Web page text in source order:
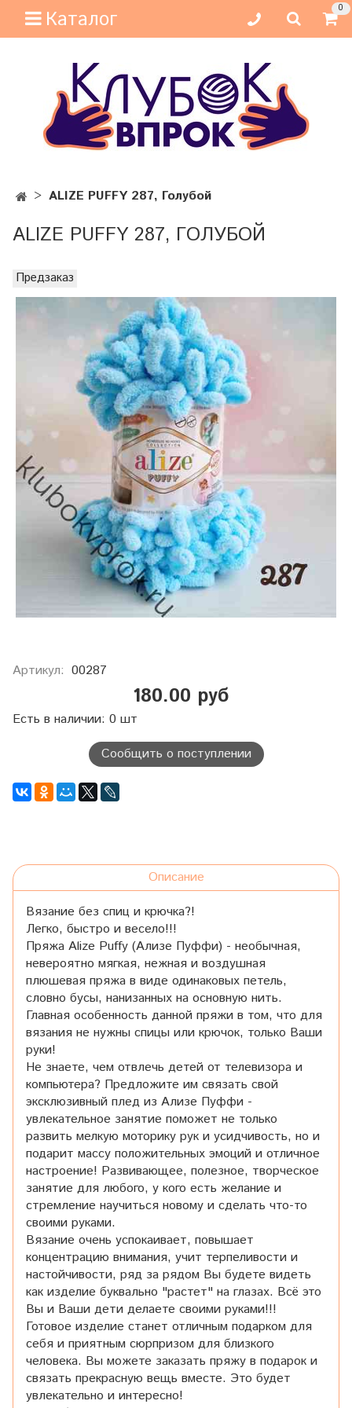
Каталог 0
ALIZE PUFFY 287, Голубой
ALIZE PUFFY 287, ГОЛУБОЙ
Предзаказ
Артикул: 00287
180.00 руб
Есть в наличии: 0 шт
Сообщить о поступлении
Описание
Вязание без спиц и крючка?!
Легко, быстро и весело!!!
Пряжа Alize Puffy (Ализе Пуффи) - необычная,
невероятно мягкая, нежная и воздушная
плюшевая пряжа в виде одинаковых петель,
словно бусы, нанизанных на основную нить.
Главная особенность данной пряжи в том, что для
вязания не нужны спицы или крючок, только Ваши
руки!
Не знаете, чем отвлечь детей от телевизора и
компьютера? Предложите им связать свой
эксклюзивный плед из Ализе Пуффи -
увлекательное занятие поможет не только
развить мелкую моторику рук и усидчивость, но и
подарит массу положительных эмоций и отличное
настроение! Развивающее, полезное, творческое
занятие для любого, у кого есть желание и
стремление научиться новому и сделать что-то
своими руками.
Вязание очень успокаивает, повышает
концентрацию внимания, учит терпеливости и
настойчивости, ряд за рядом Вы будете видеть
как изделие буквально "растет" на глазах. Всё это
Вы и Ваши дети делаете своими руками!!!
Готовое изделие станет отличным подарком для
себя и приятным сюрпризом для близкого
человека. Вы можете заказать пряжу в подарок и
связать прекрасную вещь вместе. Это будет
увлекательно и интересно!